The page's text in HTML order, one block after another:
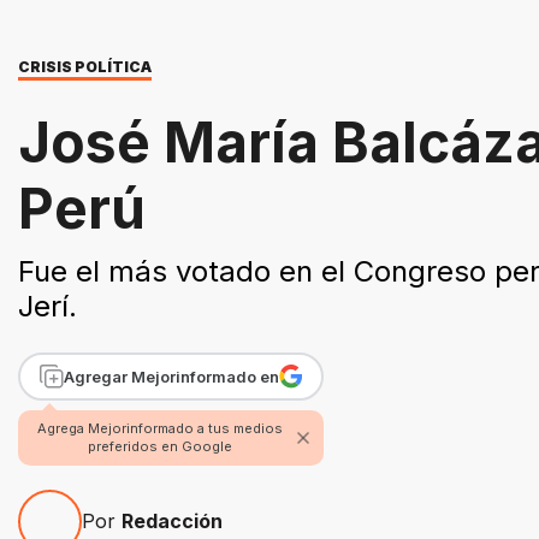
CRISIS POLÍTICA
José María
Perú
Fue el más votado en el Congreso
Jerí.
Agregar Mejorinformado en
Agrega Mejorinformado a tus medios
preferidos en Google
Por Redacción